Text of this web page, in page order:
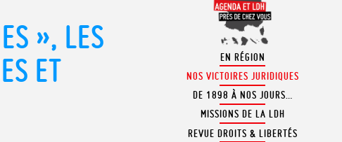
», LES
ET
EN RÉGION
NOS VICTOIRES JURIDIQUES
DE 1898 À NOS JOURS…
MISSIONS DE LA LDH
REVUE DROITS & LIBERTÉS